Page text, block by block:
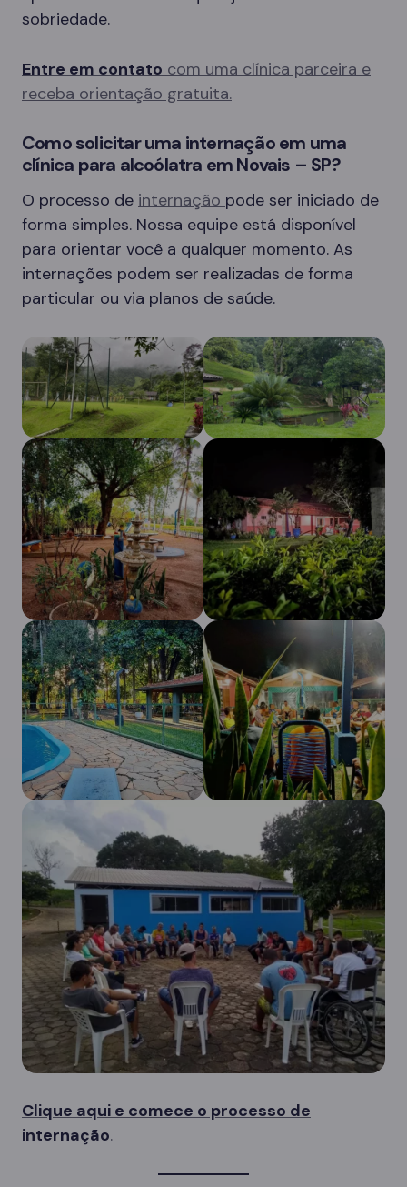
sobriedade.
Entre em contato com uma clínica parceira e
receba orientação gratuita.
Como solicitar uma internação em uma
clínica para alcoólatra em Novais – SP?
O processo de internação pode ser iniciado de
forma simples. Nossa equipe está disponível
para orientar você a qualquer momento. As
internações podem ser realizadas de forma
particular ou via planos de saúde.
Clique aqui e comece o processo de
internação.